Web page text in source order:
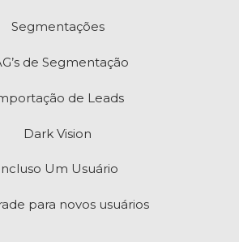
Segmentações
de Segmentação
de Leads
Dark Vision
Um Usuário
para novos usuários